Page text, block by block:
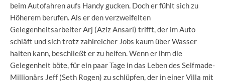
beim Autofahren aufs Handy gucken. Doch er fühlt sich zu
Höherem berufen. Als er den verzweifelten
Gelegenheitsarbeiter Arj (Aziz Ansari) trifft, der im Auto
schläft und sich trotz zahlreicher Jobs kaum über Wasser
halten kann, beschließt er zu helfen. Wenn er ihm die
Gelegenheit böte, für ein paar Tage in das Leben des Selfmade-
Millionärs Jeff (Seth Rogen) zu schlüpfen, der in einer Villa mit